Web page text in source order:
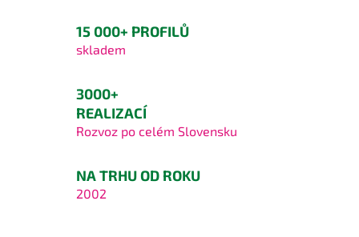
15 000+ PROFILŮ
skladem
3000+
REALIZACÍ
Rozvoz po celém Slovensku
NA TRHU OD ROKU
2002